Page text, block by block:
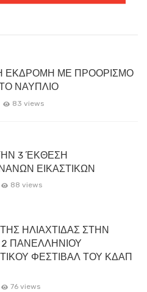
ΕΚΔΡΟΜΗ ΜΕ ΠΡΟΟΡΙΣΜΟ
ΝΑΥΠΛΙΟ
83 views
3 ΈΚΘΕΣΗ
ΕΙΚΑΣΤΙΚΩΝ
88 views
ΗΛΙΑΧΤΙΔΑΣ ΣΤΗΝ
ΠΑΝΕΛΛΗΝΙΟΥ
ΦΕΣΤΙΒΑΛ ΤΟΥ ΚΔΑΠ
76 views